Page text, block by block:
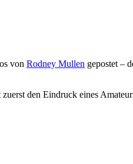
von Rodney Mullen gepostet –
den Eindruck eines